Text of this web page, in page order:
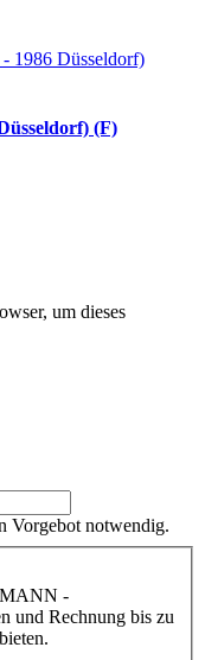
(F)
um dieses
Vorgebot notwendig.
-
und Rechnung bis zu